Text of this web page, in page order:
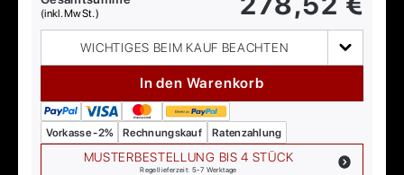
(inkl. MwSt.)
WICHTIGES BEIM KAUF BEACHTEN
In den Warenkorb
Vorkasse -2% Rechnungskauf Ratenzahlung
MUSTERBESTELLUNG BIS 4 STÜCK
Regellieferzeit: 5-7 Werktage